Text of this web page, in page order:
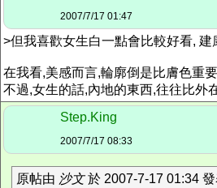
2007/7/17 01:47
>但我喜歡女生白一點會比較好看,
在我看,美感而言,輪廓倒是比膚色重
不過,女生的話,內地的東西,往往比外
Step.King
2007/7/17 08:33
原帖由 沙文於 2007-7-17 01:34 發